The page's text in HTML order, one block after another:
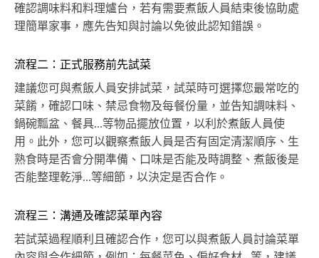
確認調味料和料理爐台，若有需要煮飯人員結束後協助處
理簡單家事，應先告知與討論以免彼此認知錯誤。
流程二：正式服務前先試菜
建議您可與煮飯人員安排試菜，試菜時可選擇您最常吃的
菜餚，確認口味、禁忌食物及每餐份量，並告知調味料、
鍋碗瓢盆、餐具...等物品擺放位置，以利於煮飯人員使
用。此外，您可以觀察煮飯人員是否有固定清潔順序、生
熟食時是否會分開準備、口味是否能及時調整、煮飯後是
否能整理乾淨...等細節，以決定是否合作。
流程三：溝通及確認菜單內容
若試菜過程順利且確認合作，您可以與煮飯人員討論菜單